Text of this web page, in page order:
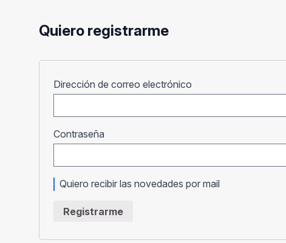
Quiero registrarme
Dirección de correo electrónico
Contraseña
Quiero recibir las novedades por mail
Registrarme